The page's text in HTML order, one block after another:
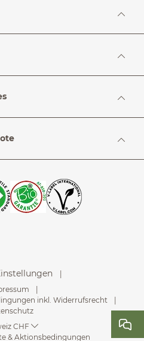
& Aktionsbedingungen
inkl. Widerrufsrecht
CHF